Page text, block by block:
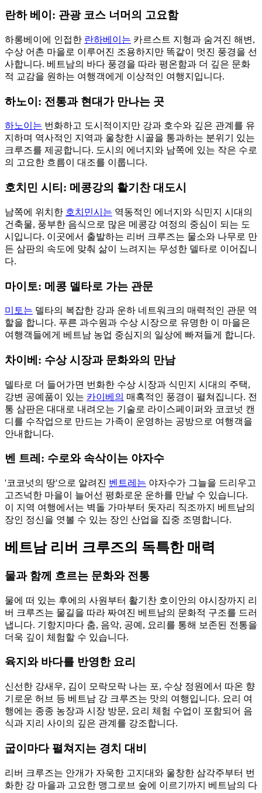
란하 베이: 관광 코스 너머의 고요함
하롱베이에 인접한 란하베이는 카르스트 지형과 숨겨진 해변,
수상 어촌 마을로 이루어진 조용하지만 똑같이 멋진 풍경을 선
사합니다. 베트남의 바다 풍경을 따라 평온함과 더 깊은 문화
적 교감을 원하는 여행객에게 이상적인 여행지입니다.
하노이: 전통과 현대가 만나는 곳
하노이는 번화하고 도시적이지만 강과 호수와 깊은 관계를 유
지하며 역사적인 지역과 울창한 시골을 통과하는 분위기 있는
크루즈를 제공합니다. 도시의 에너지와 남쪽에 있는 작은 수로
의 고요한 흐름이 대조를 이룹니다.
호치민 시티: 메콩강의 활기찬 대도시
남쪽에 위치한 호치민시는 역동적인 에너지와 식민지 시대의
건축물, 풍부한 음식으로 많은 메콩강 여정의 중심이 되는 도
시입니다. 이곳에서 출발하는 리버 크루즈는 물소와 나무로 만
든 삼판의 속도에 맞춰 삶이 느려지는 무성한 델타로 이어집니
다.
마이토: 메콩 델타로 가는 관문
미토는 델타의 복잡한 강과 운하 네트워크의 매력적인 관문 역
할을 합니다. 푸른 과수원과 수상 시장으로 유명한 이 마을은
여행객들에게 베트남 농업 중심지의 일상에 빠져들게 합니다.
차이베: 수상 시장과 문화와의 만남
델타로 더 들어가면 번화한 수상 시장과 식민지 시대의 주택,
강변 공예품이 있는 카이베의 매혹적인 풍경이 펼쳐집니다. 전
통 삼판은 대대로 내려오는 기술로 라이스페이퍼와 코코넛 캔
디를 수작업으로 만드는 가족이 운영하는 공방으로 여행객을
안내합니다.
벤 트레: 수로와 속삭이는 야자수
'코코넛의 땅'으로 알려진 벤트레는 야자수가 그늘을 드리우고
고즈넉한 마을이 늘어선 평화로운 운하를 만날 수 있습니다.
이 지역 여행에서는 벽돌 가마부터 돗자리 직조까지 베트남의
장인 정신을 엿볼 수 있는 장인 산업을 집중 조명합니다.
베트남 리버 크루즈의 독특한 매력
물과 함께 흐르는 문화와 전통
물에 떠 있는 후에의 사원부터 활기찬 호이안의 야시장까지 리
버 크루즈는 물길을 따라 짜여진 베트남의 문화적 구조를 드러
냅니다. 기항지마다 춤, 음악, 공예, 요리를 통해 보존된 전통을
더욱 깊이 체험할 수 있습니다.
육지와 바다를 반영한 요리
신선한 강새우, 김이 모락모락 나는 포, 수상 정원에서 따온 향
기로운 허브 등 베트남 강 크루즈는 맛의 여행입니다. 요리 여
행에는 종종 농장과 시장 방문, 요리 체험 수업이 포함되어 음
식과 지리 사이의 깊은 관계를 강조합니다.
굽이마다 펼쳐지는 경치 대비
리버 크루즈는 안개가 자욱한 고지대와 울창한 삼각주부터 번
화한 강 마을과 고요한 맹그로브 숲에 이르기까지 베트남의 다